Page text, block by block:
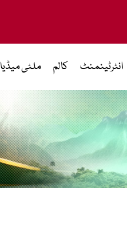
انٹرٹینمنٹ کالم ملٹی میڈیا